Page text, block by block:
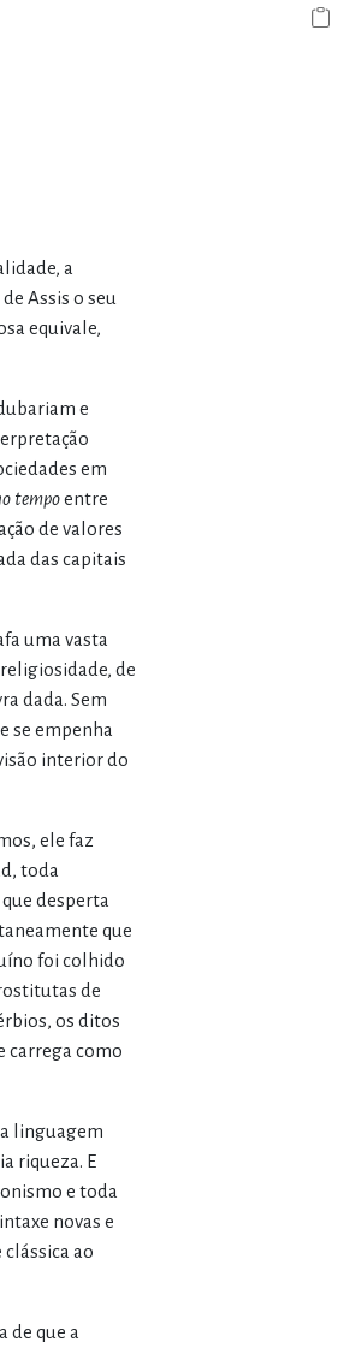
a
Assis o seu
equivale,
e
em
tempoentre
de valores
das capitais
uma vasta
de
dada. Sem
se empenha
interior do
ele faz
toda
desperta
que
foi colhido
de
os ditos
carrega como
linguagem
riqueza. E
e toda
novas e
ao
de que a